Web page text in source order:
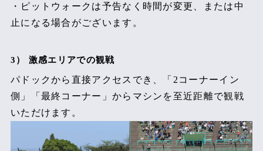
・ピットウォークは予告なく時間が変更、または中
止になる場合がございます。
3） 激感エリアでの観戦
パドックから直接アクセスでき、「2コーナーイン
側」「最終コーナー」からマシンを至近距離で観戦
いただけます。